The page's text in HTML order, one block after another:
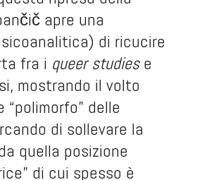
apre una
di ricucire
fra i queer studiese
mostrando il volto
“polimorfo” delle
di sollevare la
quella posizione
di cui spesso è